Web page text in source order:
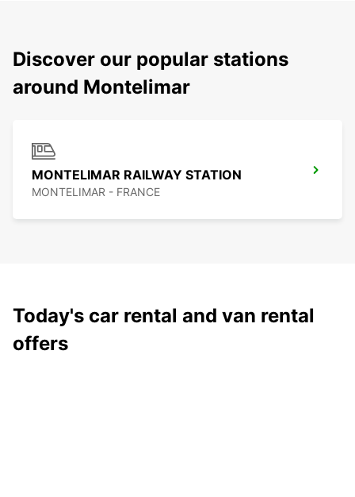
Discover our popular stations
around Montelimar
MONTELIMAR RAILWAY STATION
MONTELIMAR - FRANCE
Today's car rental and van rental
offers